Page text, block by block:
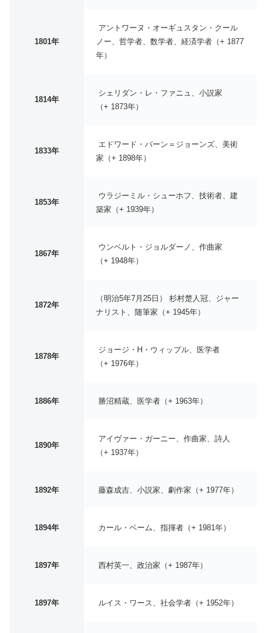
1801年
アントワーヌ・オーギュスタン・クール
ノー、哲学者、数学者、経済学者（+ 1877
年）
1814年
シェリダン・レ・ファニュ、小説家
（+ 1873年）
1833年
エドワード・バーン＝ジョーンズ、美術
家（+ 1898年）
1853年
ウラジーミル・シューホフ、技術者、建
築家（+ 1939年）
1867年
ウンベルト・ジョルダーノ、作曲家
（+ 1948年）
1872年
（明治5年7月25日） 杉村楚人冠、ジャー
ナリスト、随筆家（+ 1945年）
1878年
ジョージ・H・ウィップル、医学者
（+ 1976年）
1886年 勝沼精蔵、医学者（+ 1963年）
1890年
アイヴァー・ガーニー、作曲家、詩人
（+ 1937年）
1892年 藤森成吉、小説家、劇作家（+ 1977年）
1894年 カール・ベーム、指揮者（+ 1981年）
1897年 西村英一、政治家（+ 1987年）
1897年 ルイス・ワース、社会学者（+ 1952年）